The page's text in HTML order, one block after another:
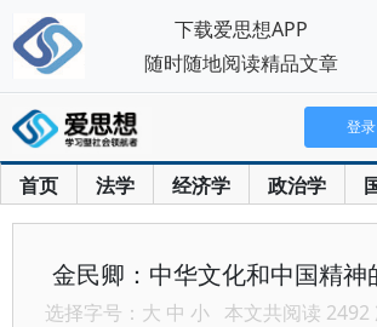
首页 法学 经济学 政治学
登录
金民卿：中华文化和中国精神
选择字号： 大 中 小 本文共阅读 2492
下载爱思想APP
随时随地阅读精品文章